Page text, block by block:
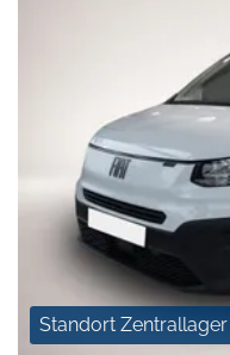
Standort Zentrallager